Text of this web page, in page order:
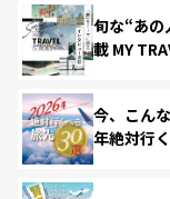
旬な“あの
載 MY
今、こん
年絶対行